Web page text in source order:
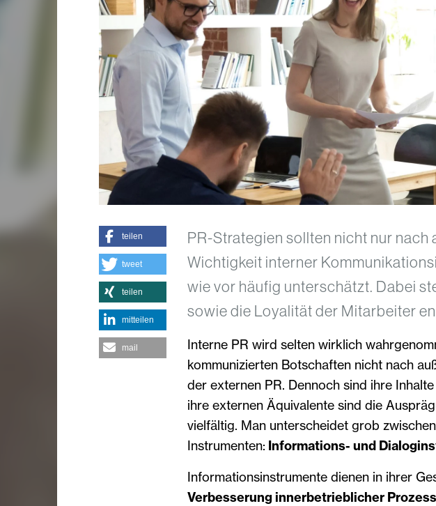
PR-Strategien sollten nicht nur nach
Wichtigkeit interner
wie vor häufig unterschätzt. Dabei
sowie die Loyalität der Mitarbeiter
Interne PR wird selten wirklich
kommunizierten Botschaften nicht nach
der externen PR. Dennoch sind ihre
ihre externen Äquivalente sind die
vielfältig. Man unterscheidet grob
Instrumenten: Informations- und
Informations­instrumente dienen in ihrer
Verbesserung inner­betrieblicher
teilen
tweet
teilen
mitteilen
mail